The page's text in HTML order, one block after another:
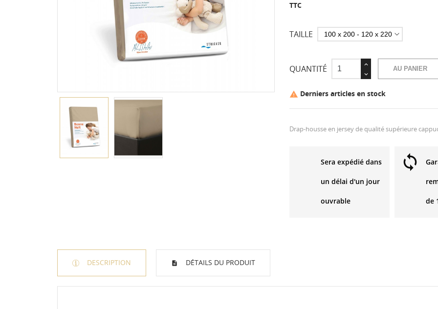
TTC
TAILLE
QUANTITÉ AU PANIER
 Derniers articles en stock
Drap-housse en jersey de qualité supérieure
Sera expédié dans
un délai d'un jour
ouvrable de
DESCRIPTION DÉTAILS DU PRODUIT